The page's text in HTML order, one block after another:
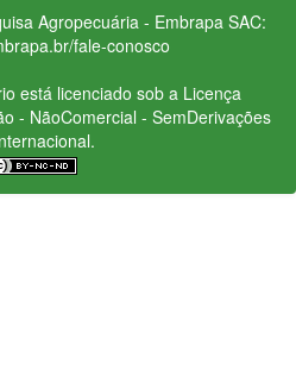
Agropecuária - Embrapa SAC:
fale-conosco
está licenciado sob a Licença
- NãoComercial - SemDerivações